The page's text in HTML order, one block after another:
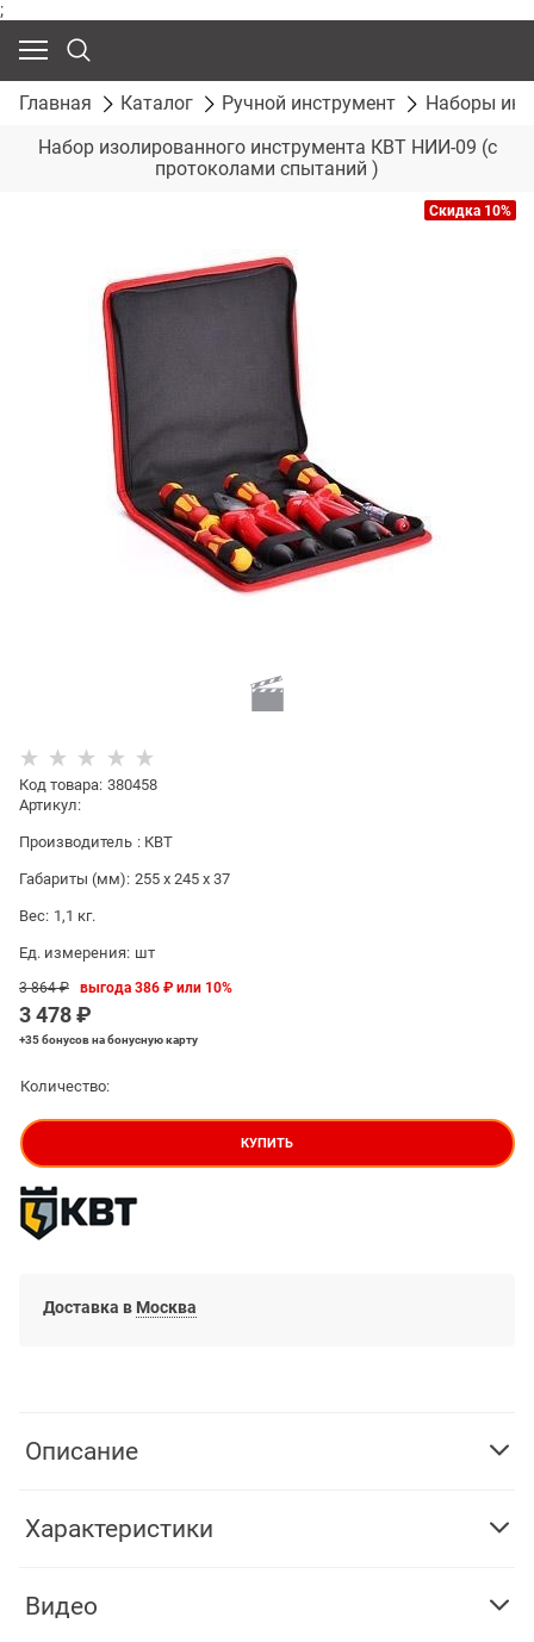
;
Главная Каталог Ручной инструмент
Наборы
Набор изолированного инструмента КВТ НИИ-09 (с
протоколами спытаний )
Скидка 10%
Код товара: 380458
Артикул:
Производитель : КВТ
Габариты (мм): 255 x 245 x 37
Вес: 1,1 кг.
Ед. измерения: шт
3 864 ₽
3 478 ₽
выгода386 ₽ или 10%
+35 бонусовна бонусную карту
Количество:
КУПИТЬ
Доставка в Москва
Описание
Характеристики
Видео